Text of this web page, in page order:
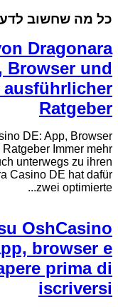
כל מה שחשוב
Dragonara
Browser und
Ratgeber
DE: App, Browser
Immer mehr
unterwegs zu ihren
Casino DE hat dafür
zwei optimierte...
OshCasino
browser e
prima di
iscriversi